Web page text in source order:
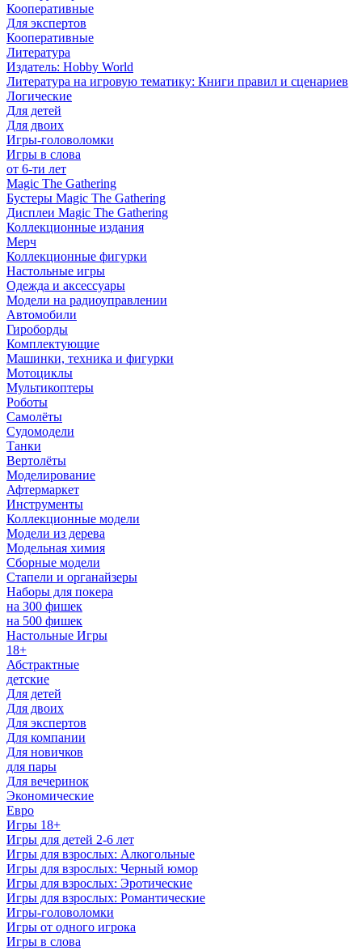
Кооперативные
Для экспертов
Кооперативные
Литература
Издатель: Hobby World
Литература на игровую тематику: Книги правил и сценариев
Логические
Для детей
Для двоих
Игры-головоломки
Игры в слова
от 6-ти лет
Magic The Gathering
Бустеры Magic The Gathering
Дисплеи Magic The Gathering
Коллекционные издания
Мерч
Коллекционные фигурки
Настольные игры
Одежда и аксессуары
Модели на радиоуправлении
Автомобили
Гироборды
Комплектующие
Машинки, техника и фигурки
Мотоциклы
Мультикоптеры
Роботы
Самолёты
Судомодели
Танки
Вертолёты
Моделирование
Афтермаркет
Инструменты
Коллекционные модели
Модели из дерева
Модельная химия
Сборные модели
Стапели и органайзеры
Наборы для покера
на 300 фишек
на 500 фишек
Настольные Игры
18+
Абстрактные
детские
Для детей
Для двоих
Для экспертов
Для компании
Для новичков
для пары
Для вечеринок
Экономические
Евро
Игры 18+
Игры для детей 2-6 лет
Игры для взрослых: Алкогольные
Игры для взрослых: Черный юмор
Игры для взрослых: Эротические
Игры для взрослых: Романтические
Игры-головоломки
Игры от одного игрока
Игры в слова